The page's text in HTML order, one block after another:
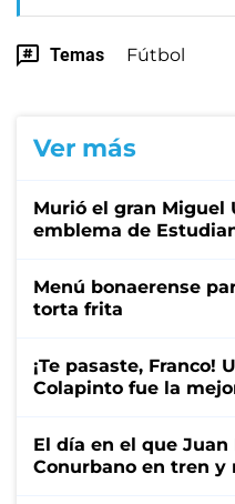
Temas Fútbol
Ver más
Murió el gran Miguel
emblema de
Menú bonaerense
torta frita
¡Te pasaste, Franco!
Colapinto fue la
El día en el que Juan
Conurbano en tren y